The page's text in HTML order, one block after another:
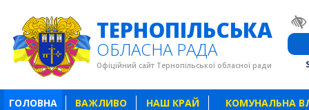
ТЕРНОПІЛЬСЬКА
ОБЛАСНА РАДА
Офіційний сайт Тернопільської обласної ради
ГОЛОВНА ВАЖЛИВО НАШ КРАЙ КОМУНАЛЬНА